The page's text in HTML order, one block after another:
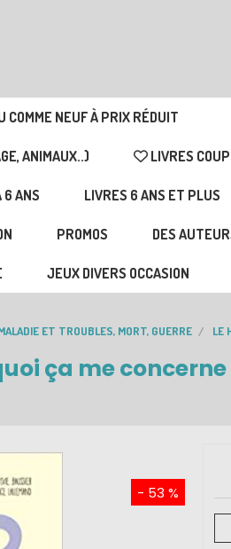
COMME NEUF À PRIX RÉDUIT
ANIMAUX..) LIVRES
6 ANS LIVRES 6 ANS ET PLUS
PROMOS DES
JEUX DIVERS OCCASION
ET TROUBLES, MORT, GUERRE LE
ça me concerne
- 53 %